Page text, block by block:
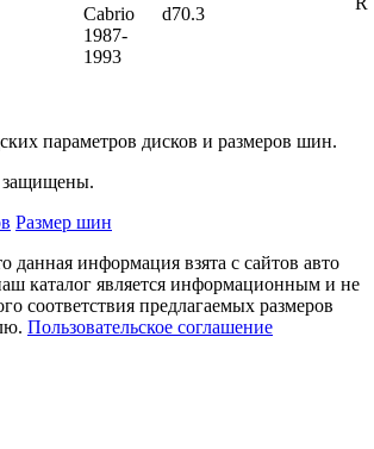
Cabrio
1987-
1993
d70.3
параметров дисков и размеров шин.
защищены.
Размер шин
данная информация взята с сайтов авто
каталог является информационным и не
соответствия предлагаемых размеров
Пользовательское соглашение